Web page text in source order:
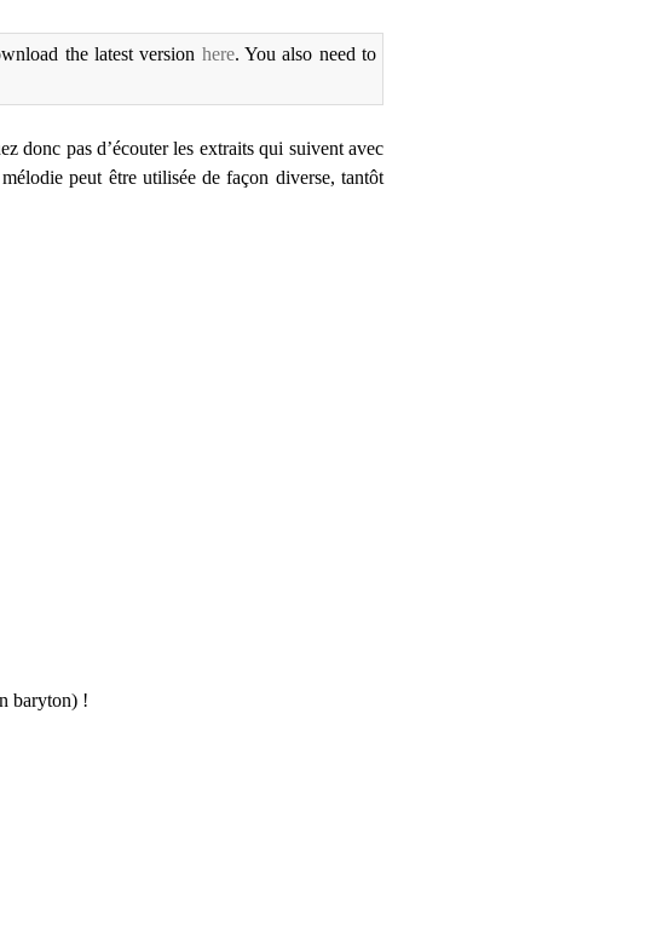
the latest version here. You also need to
donc pas d’écouter les extraits qui suivent avec
peut être utilisée de façon diverse, tantôt
baryton) !